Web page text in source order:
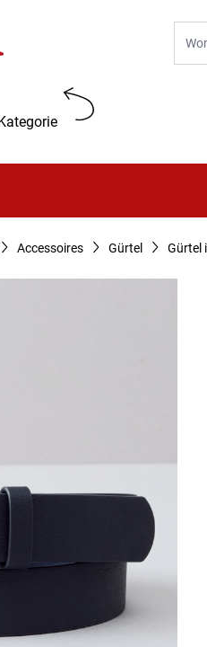
Accessoires Gürtel Gürtel